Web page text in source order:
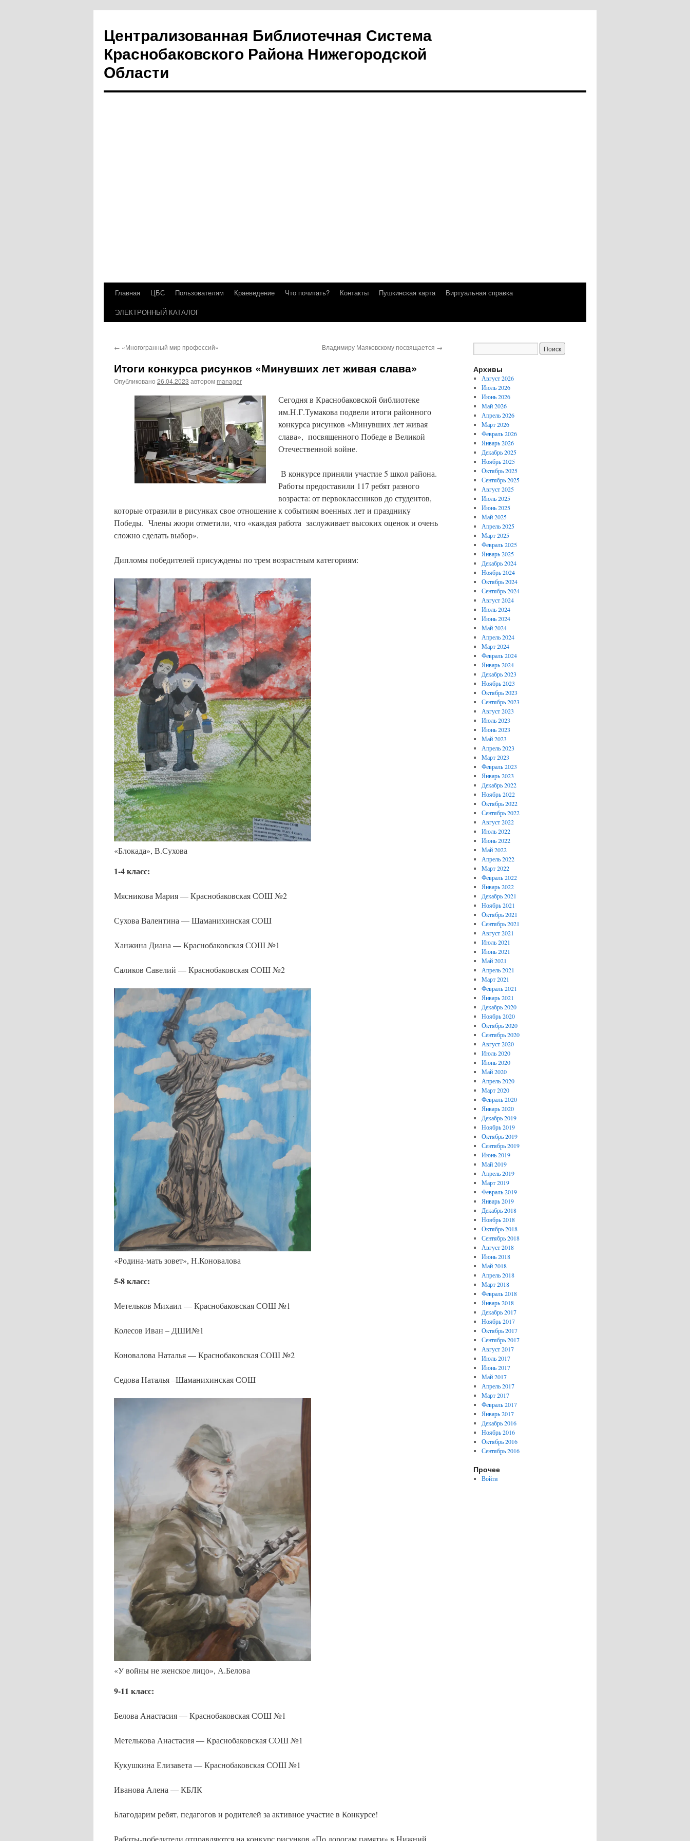
Централизованная Библиотечная Система
Краснобаковского Района Нижегородской
Области
Перейти
Главная ЦБС Пользователям Краеведение Что почитать? Контакты Пушкинская карта
Виртуальная справка
ЭЛЕКТРОННЫЙ КАТАЛОГ
← «Многогранный мир профессий» Владимиру Маяковскому посвящается →
Итоги конкурса рисунков «Минувших лет живая слава»
Опубликовано 26.04.2023 автором manager
Сегодня в Краснобаковской библиотеке
им.Н.Г.Тумакова подвели итоги районного
конкурса рисунков «Минувших лет живая
слава», посвященного Победе в Великой
Отечественной войне.
В конкурсе приняли участие 5 школ района.
Работы предоставили 117 ребят разного
возраста: от первоклассников до студентов,
которые отразили в рисунках свое отношение к событиям военных лет и празднику
Победы. Члены жюри отметили, что «каждая работа заслуживает высоких оценок и очень
сложно сделать выбор».
Дипломы победителей присуждены по трем возрастным категориям:
«Блокада», В.Сухова
1-4 класс:
Мясникова Мария — Краснобаковская СОШ №2
Сухова Валентина — Шаманихинская СОШ
Ханжина Диана — Краснобаковская СОШ №1
Саликов Савелий — Краснобаковская СОШ №2
«Родина-мать зовет», Н.Коновалова
5-8 класс:
Метельков Михаил — Краснобаковская СОШ №1
Колесов Иван – ДШИ№1
Коновалова Наталья — Краснобаковская СОШ №2
Седова Наталья –Шаманихинская СОШ
«У войны не женское лицо», А.Белова
9-11 класс:
Белова Анастасия — Краснобаковская СОШ №1
Метелькова Анастасия — Краснобаковская СОШ №1
Кукушкина Елизавета — Краснобаковская СОШ №1
Иванова Алена — КБЛК
Благодарим ребят, педагогов и родителей за активное участие в Конкурсе!
Работы-победители отправляются на конкурс рисунков «По дорогам памяти» в Нижний
Архивы
Август 2026
Июль 2026
Июнь 2026
Май 2026
Апрель 2026
Март 2026
Февраль 2026
Январь 2026
Декабрь 2025
Ноябрь 2025
Октябрь 2025
Сентябрь 2025
Август 2025
Июль 2025
Июнь 2025
Май 2025
Апрель 2025
Март 2025
Февраль 2025
Январь 2025
Декабрь 2024
Ноябрь 2024
Октябрь 2024
Сентябрь 2024
Август 2024
Июль 2024
Июнь 2024
Май 2024
Апрель 2024
Март 2024
Февраль 2024
Январь 2024
Декабрь 2023
Ноябрь 2023
Октябрь 2023
Сентябрь 2023
Август 2023
Июль 2023
Июнь 2023
Май 2023
Апрель 2023
Март 2023
Февраль 2023
Январь 2023
Декабрь 2022
Ноябрь 2022
Октябрь 2022
Сентябрь 2022
Август 2022
Июль 2022
Июнь 2022
Май 2022
Апрель 2022
Март 2022
Февраль 2022
Январь 2022
Декабрь 2021
Ноябрь 2021
Октябрь 2021
Сентябрь 2021
Август 2021
Июль 2021
Июнь 2021
Май 2021
Апрель 2021
Март 2021
Февраль 2021
Январь 2021
Декабрь 2020
Ноябрь 2020
Октябрь 2020
Сентябрь 2020
Август 2020
Июль 2020
Июнь 2020
Май 2020
Апрель 2020
Март 2020
Февраль 2020
Январь 2020
Декабрь 2019
Ноябрь 2019
Октябрь 2019
Сентябрь 2019
Июнь 2019
Май 2019
Апрель 2019
Март 2019
Февраль 2019
Январь 2019
Декабрь 2018
Ноябрь 2018
Октябрь 2018
Сентябрь 2018
Август 2018
Июнь 2018
Май 2018
Апрель 2018
Март 2018
Февраль 2018
Январь 2018
Декабрь 2017
Ноябрь 2017
Октябрь 2017
Сентябрь 2017
Август 2017
Июль 2017
Июнь 2017
Май 2017
Апрель 2017
Март 2017
Февраль 2017
Январь 2017
Декабрь 2016
Ноябрь 2016
Октябрь 2016
Сентябрь 2016
Прочее
Войти